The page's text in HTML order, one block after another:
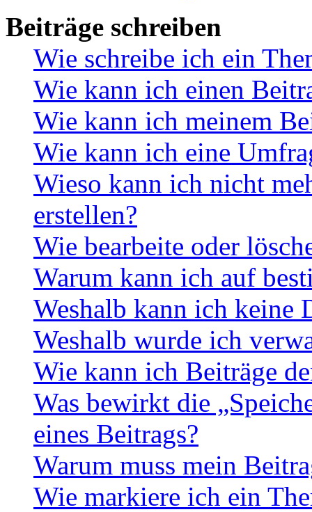
Beiträge schreiben
Wie schreibe ich ein
Wie kann ich einen
Wie kann ich meinem
Wie kann ich eine
Wieso kann ich nicht
erstellen?
Wie bearbeite oder
Warum kann ich auf
Weshalb kann ich keine
Weshalb wurde ich
Wie kann ich Beiträge
Was bewirkt die
eines Beitrags?
Warum muss mein
Wie markiere ich ein